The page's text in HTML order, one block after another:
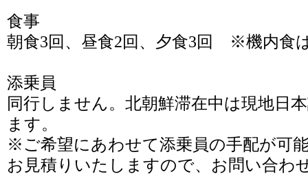
食事
朝食3回、昼食2回、夕食3回 ※機内食
添乗員
同行しません。北朝鮮滞在中は現地日
ます。
※ご希望にあわせて添乗員の手配が可
お見積りいたしますので、お問い合わ